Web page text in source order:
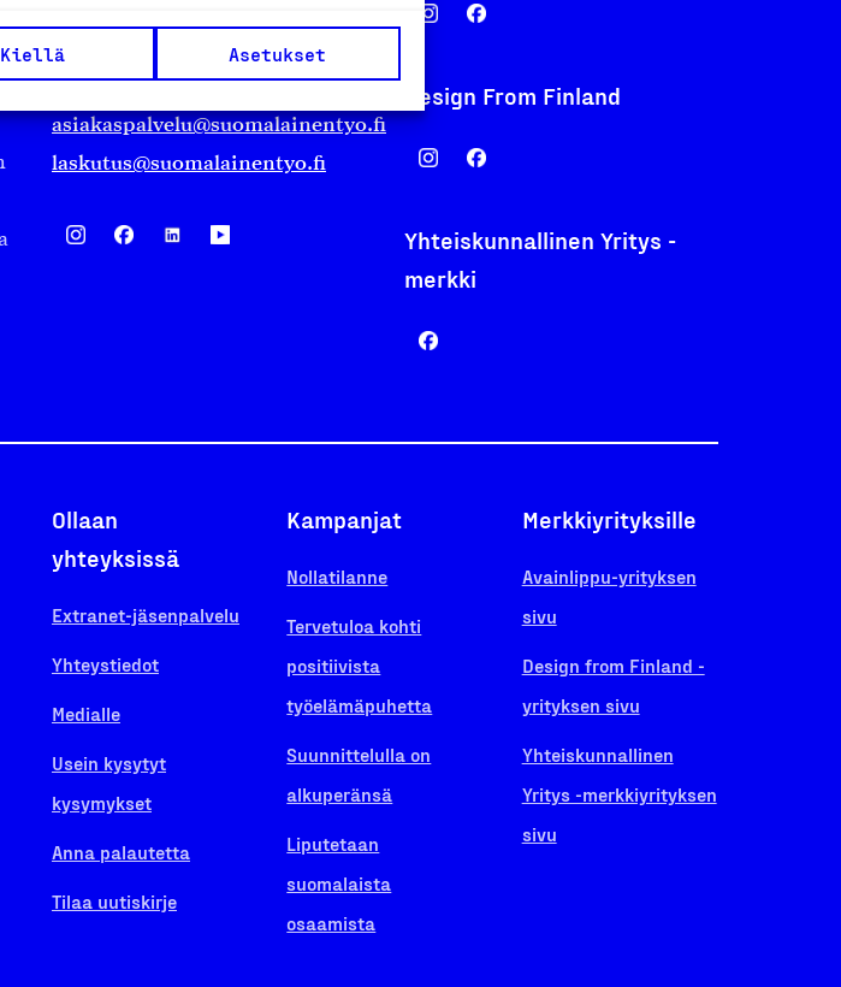
Kiellä Asetukset
00130 Helsinki
Finland
asiakaspalvelu@suomalainentyo.fi
laskutus@suomalainentyo.fi
Design From Finland
Yhteiskunnallinen Yritys -
merkki
Ollaan
yhteyksissä
Extranet-jäsenpalvelu
Yhteystiedot
Medialle
Usein kysytyt
kysymykset
Anna palautetta
Tilaa uutiskirje
Kampanjat
Nollatilanne
Tervetuloa kohti
positiivista
työelämäpuhetta
Suunnittelulla on
alkuperänsä
Liputetaan
suomalaista
osaamista
Merkkiyrityksille
Avainlippu-yrityksen
sivu
Design from Finland -
yrityksen sivu
Yhteiskunnallinen
Yritys -merkkiyrityksen
sivu